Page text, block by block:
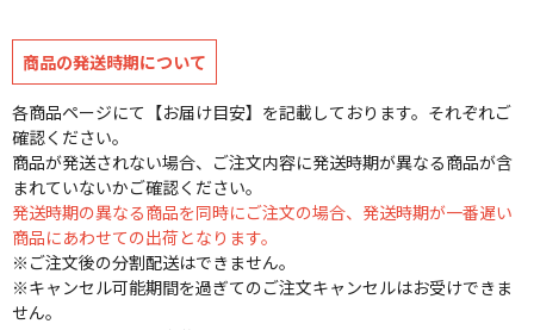
商品の発送時期について
各商品ページにて【お届け目安】を記載しております。それぞれご
確認ください。
商品が発送されない場合、ご注文内容に発送時期が異なる商品が含
まれていないかご確認ください。
発送時期の異なる商品を同時にご注文の場合、発送時期が一番遅い
商品にあわせての出荷となります。
※ご注文後の分割配送はできません。
※キャンセル可能期間を過ぎてのご注文キャンセルはお受けできま
せん。